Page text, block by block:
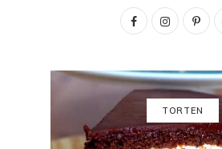
F
c
b
I
s
t
a
P
n
t
e
TORTEN